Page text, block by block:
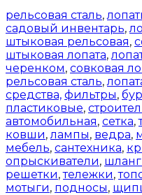
рельсовая сталь,
садовый инвентарь,
штыковая рельсовая,
штыковая лопата,
черенком, совковая
рельсовая сталь,
средства, фильтры,
пластиковые,
автомобильная, сетка,
ковши, лампы, ведра,
мебель, сантехника,
опрыскиватели,
решетки,тележки,
мотыги, подносы,